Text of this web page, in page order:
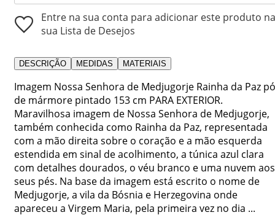
Entre na sua conta para adicionar este produto na
sua Lista de Desejos
DESCRIÇÃO MEDIDAS MATERIAIS
Imagem Nossa Senhora de Medjugorje Rainha da Paz pó
de mármore pintado 153 cm PARA EXTERIOR.
Maravilhosa imagem de Nossa Senhora de Medjugorje,
também conhecida como Rainha da Paz, representada
com a mão direita sobre o coração e a mão esquerda
estendida em sinal de acolhimento, a túnica azul clara
com detalhes dourados, o véu branco e uma nuvem aos
seus pés. Na base da imagem está escrito o nome de
Medjugorje, a vila da Bósnia e Herzegovina onde
apareceu a Virgem Maria, pela primeira vez no dia ...